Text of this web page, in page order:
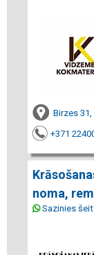
Birzes 31,
+371
noma,
Sazinies